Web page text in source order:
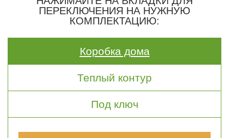
ПЕРЕКЛЮЧЕНИЯ НА НУЖНУЮ
КОМПЛЕКТАЦИЮ:
Коробка дома
Теплый контур
Под ключ